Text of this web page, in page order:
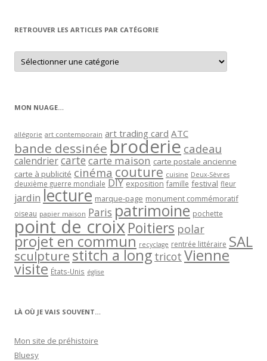
RETROUVER LES ARTICLES PAR CATÉGORIE
Retrouver
les
articles
MON NUAGE…
allégorie art contemporain art trading card ATC
bande dessinée broderie cadeau
calendriercartecarte maison carte postale ancienne
carte à publicité cinéma couture cuisine Deux-Sèvres
deuxième guerre mondiale DIY exposition famille festival fleur
jardin lecture marque-page monument commémoratif
oiseau papier maison Paris patrimoine pochette
point de croixPoitiers polar
projet en commun recyclage rentrée littéraire SAL
sculpturestitch a long tricot Vienne
visite États-Unis église
LÀ OÙ JE VAIS SOUVENT…
Mon site de préhistoire
Bluesy